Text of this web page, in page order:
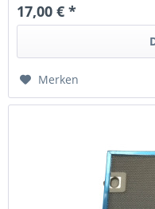
17,00 € *
Merken